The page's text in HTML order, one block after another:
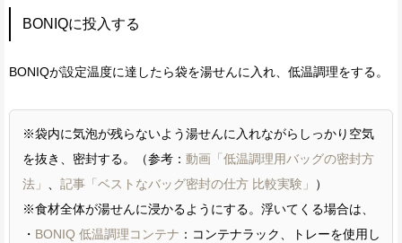
BONIQに投入する
BONIQが設定温度に達したら袋を湯せんに入れ、低温調理をする。
※袋内に気泡が残らないよう湯せんに入れながらしっかり空気
を抜き、密封する。（参考： 動画「低温調理用バッグの密封方
法」 、 記事「ベストなバッグ密封の仕方 比較実験」
）
※食材全体が湯せんに浸かるようにする。浮いてくる場合は、
・ BONIQ 低温調理コンテナ ：コンテナラック、トレーを使用し